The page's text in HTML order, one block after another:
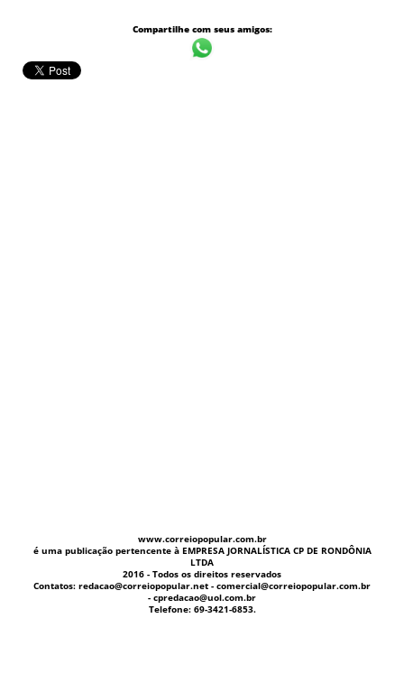
Compartilhe com seus amigos:
www.correiopopular.com.br
é uma publicação pertencente à EMPRESA JORNALÍSTICA CP DE RONDÔNIA
LTDA
2016 - Todos os direitos reservados
Contatos: redacao@correiopopular.net - comercial@correiopopular.com.br
- cpredacao@uol.com.br
Telefone: 69-3421-6853.